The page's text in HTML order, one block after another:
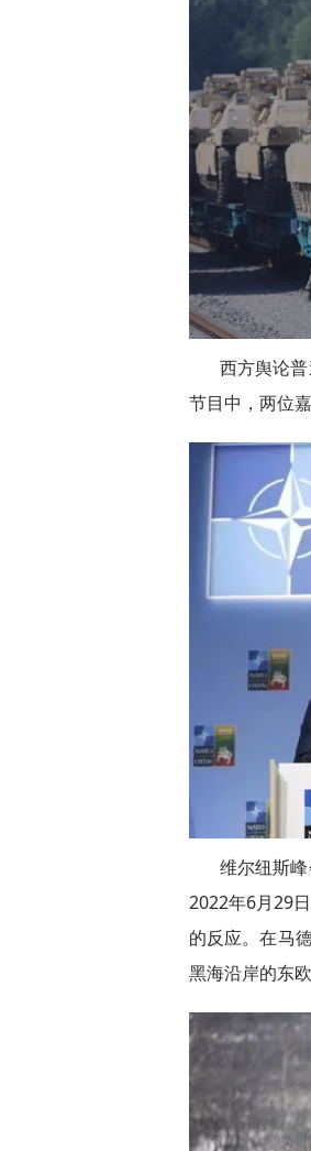
西方舆论
节目中，两位
维尔纽斯
2022年6月29
的反应。在马
黑海沿岸的东欧